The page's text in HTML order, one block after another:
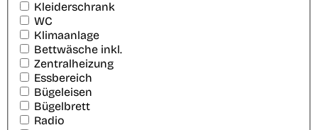
Kleiderschrank
WC
Klimaanlage
Bettwäsche inkl.
Zentralheizung
Essbereich
Bügeleisen
Bügelbrett
Radio